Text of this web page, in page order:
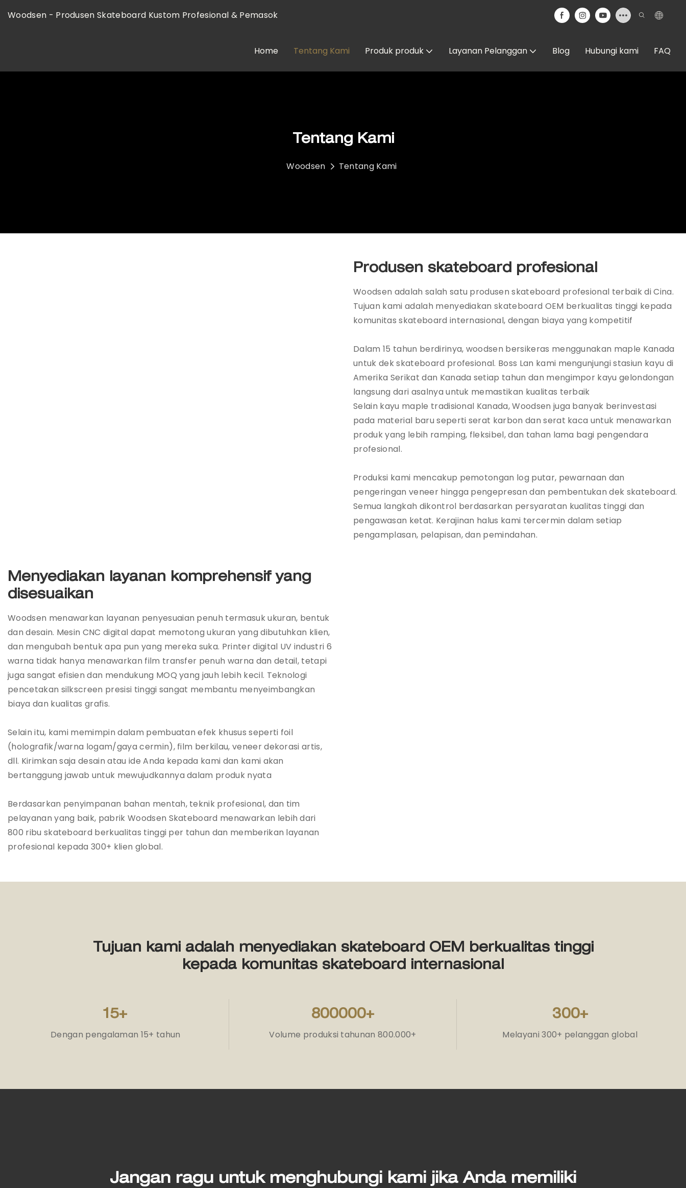
Woodsen - Produsen Skateboard Kustom Profesional & Pemasok
Home Tentang Kami Produk produk Layanan Pelanggan Blog Hubungi kami FAQ
Tentang Kami
Woodsen Tentang Kami
Produsen skateboard profesional
Woodsen adalah salah satu produsen skateboard profesional terbaik di Cina.
Tujuan kami adalah menyediakan skateboard OEM berkualitas tinggi kepada
komunitas skateboard internasional, dengan biaya yang kompetitif
Dalam 15 tahun berdirinya, woodsen bersikeras menggunakan maple Kanada
untuk dek skateboard profesional. Boss Lan kami mengunjungi stasiun kayu di
Amerika Serikat dan Kanada setiap tahun dan mengimpor kayu gelondongan
langsung dari asalnya untuk memastikan kualitas terbaik
Selain kayu maple tradisional Kanada, Woodsen juga banyak berinvestasi
pada material baru seperti serat karbon dan serat kaca untuk menawarkan
produk yang lebih ramping, fleksibel, dan tahan lama bagi pengendara
profesional.
Produksi kami mencakup pemotongan log putar, pewarnaan dan
pengeringan veneer hingga pengepresan dan pembentukan dek skateboard.
Semua langkah dikontrol berdasarkan persyaratan kualitas tinggi dan
pengawasan ketat. Kerajinan halus kami tercermin dalam setiap
pengamplasan, pelapisan, dan pemindahan.
Menyediakan layanan komprehensif yang
disesuaikan
Woodsen menawarkan layanan penyesuaian penuh termasuk ukuran, bentuk
dan desain. Mesin CNC digital dapat memotong ukuran yang dibutuhkan klien,
dan mengubah bentuk apa pun yang mereka suka. Printer digital UV industri 6
warna tidak hanya menawarkan film transfer penuh warna dan detail, tetapi
juga sangat efisien dan mendukung MOQ yang jauh lebih kecil. Teknologi
pencetakan silkscreen presisi tinggi sangat membantu menyeimbangkan
biaya dan kualitas grafis.
Selain itu, kami memimpin dalam pembuatan efek khusus seperti foil
(holografik/warna logam/gaya cermin), film berkilau, veneer dekorasi artis,
dll. Kirimkan saja desain atau ide Anda kepada kami dan kami akan
bertanggung jawab untuk mewujudkannya dalam produk nyata
Berdasarkan penyimpanan bahan mentah, teknik profesional, dan tim
pelayanan yang baik, pabrik Woodsen Skateboard menawarkan lebih dari
800 ribu skateboard berkualitas tinggi per tahun dan memberikan layanan
profesional kepada 300+ klien global.
Tujuan kami adalah menyediakan skateboard OEM berkualitas tinggi
kepada komunitas skateboard internasional
15+
Dengan pengalaman 15+ tahun
800000+
Volume produksi tahunan 800.000+
300+
Melayani 300+ pelanggan global
Jangan ragu untuk menghubungi kami jika Anda memiliki